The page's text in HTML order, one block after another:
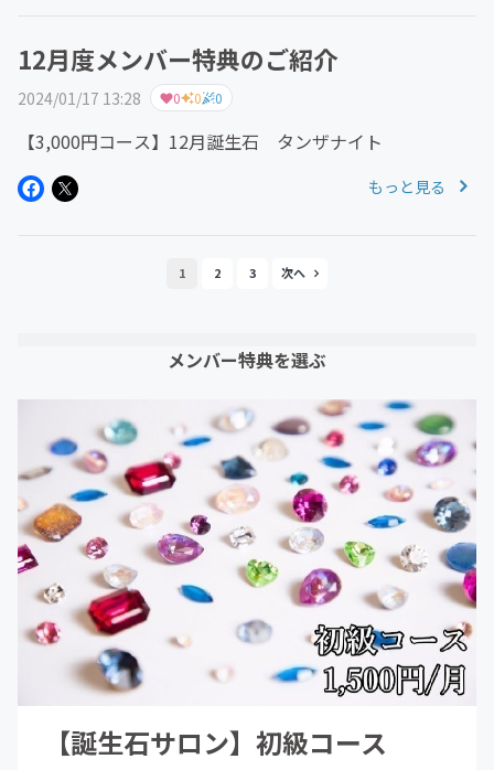
12月度メンバー特典のご紹介
2024/01/17 13:28 0 0 0
【3,000円コース】12月誕生石 タンザナイト
もっと見る
1 2 3
メンバー特典を選ぶ
【誕生石サロン】初級コース